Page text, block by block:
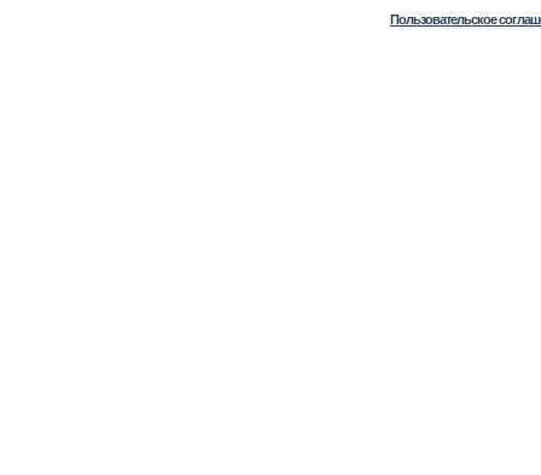
Пользовательское